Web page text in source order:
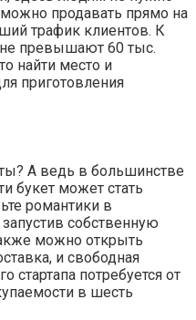
продавать прямо на
трафик клиентов. К
превышают 60 тыс.
найти место и
приготовления
А ведь в большинстве
букет может стать
романтики в
собственную
можно открыть
и свободная
стартапа потребуется от
в шесть